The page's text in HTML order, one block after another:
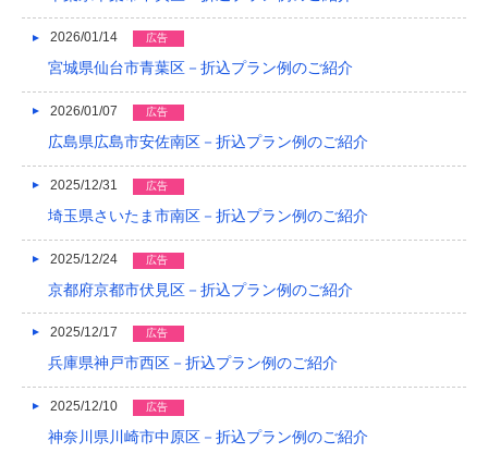
2021/04
2021/03
2020/12
2020/08
2020/04
2019/12
2019/10
2019/09
2019/07
2019/06
2026/01/14 広告
宮城県仙台市青葉区－折込プラン例のご紹介
2026/01/07 広告
広島県広島市安佐南区－折込プラン例のご紹介
2025/12/31 広告
埼玉県さいたま市南区－折込プラン例のご紹介
2025/12/24 広告
京都府京都市伏見区－折込プラン例のご紹介
2025/12/17 広告
兵庫県神戸市西区－折込プラン例のご紹介
2025/12/10 広告
神奈川県川崎市中原区－折込プラン例のご紹介